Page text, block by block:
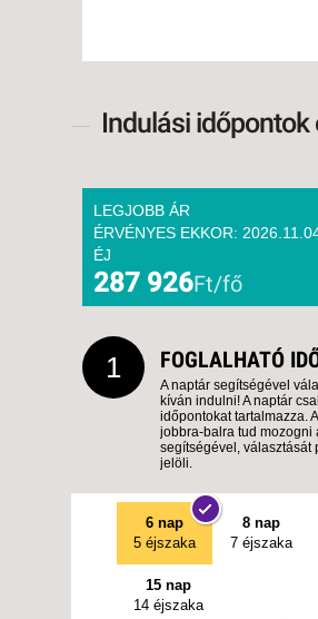
Indulási időpontok
LEGJOBB ÁR
ÉRVÉNYES EKKOR:
ÉJ
287 926Ft/fő
1 FOGLALHATÓ
A naptár segítségével
kíván indulni! A naptár
időpontokat tartalmazza.
jobbra-balra tud mozogni
segítségével, választását
jelöli.
6 nap
5 éjszaka
8 nap
7 éjszaka
15 nap
14 éjszaka